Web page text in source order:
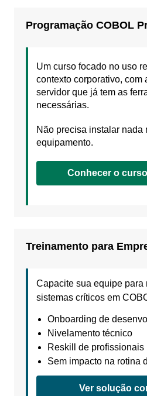
Programação COBOL
Um curso focado no uso
contexto corporativo, com
servidor que já tem as
necessárias.
Não precisa instalar nada
equipamento.
Conhecer o
Treinamento para
Capacite sua equipe para
sistemas críticos em
Onboarding de
Nivelamento técnico
Reskill de profissionais
Sem impacto na rotina
Ver solução